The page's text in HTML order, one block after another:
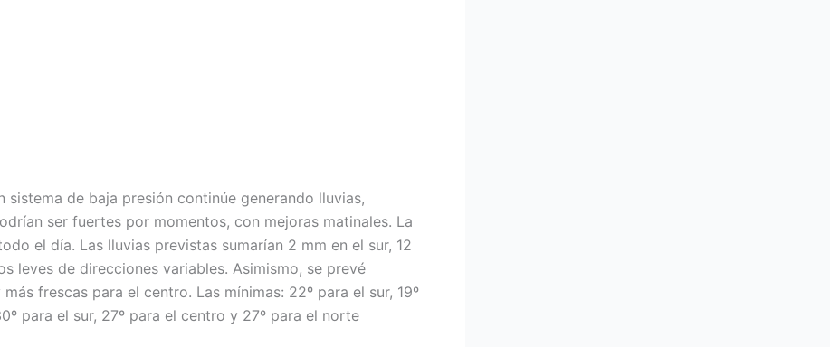
de baja presión continúe generando lluvias,
ser fuertes por momentos, con mejoras matinales. La
el día. Las lluvias previstas sumarían 2 mm en el sur, 12
leves de direcciones variables. Asimismo, se prevé
frescas para el centro. Las mínimas: 22º para el sur, 19º
para el sur, 27º para el centro y 27º para el norte